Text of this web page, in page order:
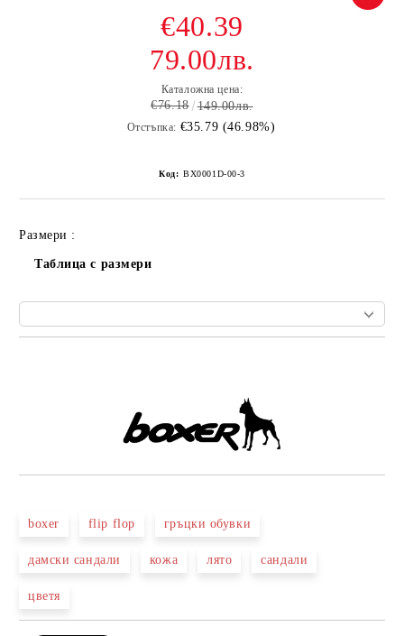
€40.39
79.00лв.
Каталожна цена:
€76.18 149.00лв.
Отстъпка: €35.79 (46.98%)
Код: BX0001D-00-3
Размери :
Таблица с размери
boxer flip flop гръцки обувки
дамски сандали кожа лято сандали
цветя